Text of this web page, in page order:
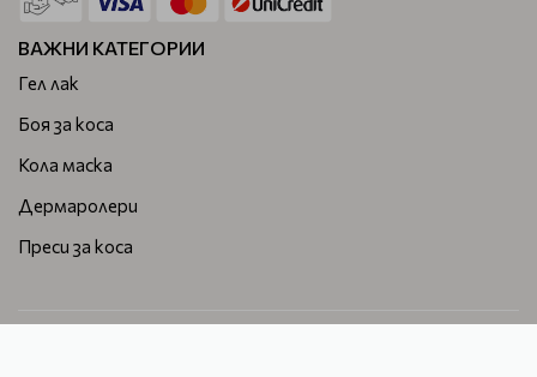
ВАЖНИ КАТЕГОРИИ
Гел лак
Боя за коса
Кола маска
Дермаролери
Преси за коса